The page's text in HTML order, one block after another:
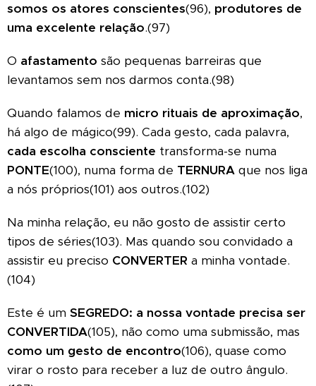
somos os atores conscientes(96), produtores de
uma excelente relação.(97)
O afastamento são pequenas barreiras que
levantamos sem nos darmos conta.(98)
Quando falamos de micro rituais de aproximação,
há algo de mágico(99). Cada gesto, cada palavra,
cada escolha consciente transforma-se numa
PONTE(100), numa forma de TERNURA que nos liga
a nós próprios(101) aos outros.(102)
Na minha relação, eu não gosto de assistir certo
tipos de séries(103). Mas quando sou convidado a
assistir eu preciso CONVERTER a minha vontade.
(104)
Este é um SEGREDO: a nossa vontade precisa ser
CONVERTIDA(105), não como uma submissão, mas
como um gesto de encontro(106), quase como
virar o rosto para receber a luz de outro ângulo.